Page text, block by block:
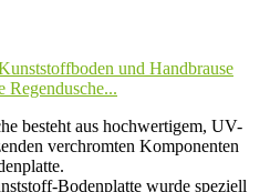
und Handbrause
Regendusche...
besteht aus hochwertigem, UV-
verchromten Komponenten
Bodenplatte wurde speziell